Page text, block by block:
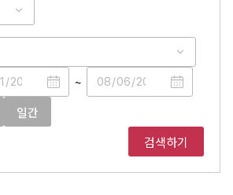
~
일간
검색하기